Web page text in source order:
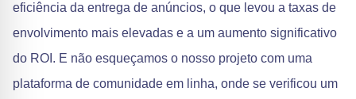
eficiência da entrega de anúncios, o que levou a taxas de
envolvimento mais elevadas e a um aumento significativo
do ROI. E não esqueçamos o nosso projeto com uma
plataforma de comunidade em linha, onde se verificou um